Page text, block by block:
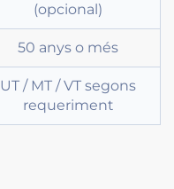
(opcional)
50 anys o més
UT / MT / VT segons
requeriment